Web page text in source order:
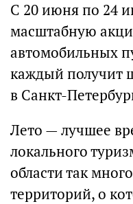
С 20 июня по 24
масштабную
автомобильных
каждый получит
в Санкт-
Лето — лучшее
локального
области так
территорий, о